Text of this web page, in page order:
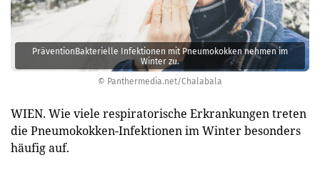
© Panthermedia.net/Chalabala
PräventionBakterielle Infektionen mit Pneumokokken nehmen im
Winter zu.
WIEN. Wie viele respiratorische Erkrankungen treten
die Pneumokokken-Infektionen im Winter besonders
häufig auf.